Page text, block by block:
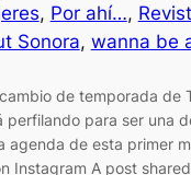
, Por ahí…,
Sonora, wanna be
de temporada de
perfilando para ser una
agenda de esta primer
Instagram A post